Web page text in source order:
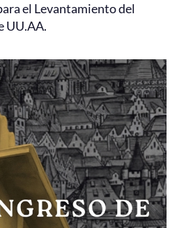
el Levantamiento del
UU.AA.